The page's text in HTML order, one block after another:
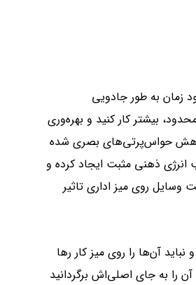
زمان به طور جادویی
بیشتر کار کنید و بهره‌وری
کاهش حواس‌پرتی‌های بصری شده
انرژی ذهنی مثبت ایجاد کرده و
وسایل روی میز اداری تاثیر
آن‌ها را روی میز کار رها
آن را به جای اصلی‌اش برگردانید